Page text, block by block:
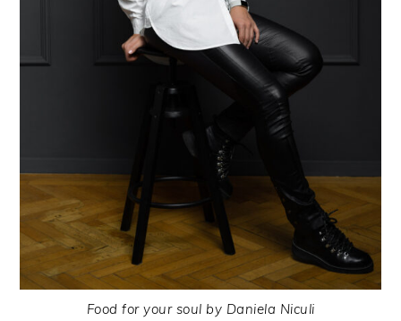
Food for your soul by Daniela Niculi